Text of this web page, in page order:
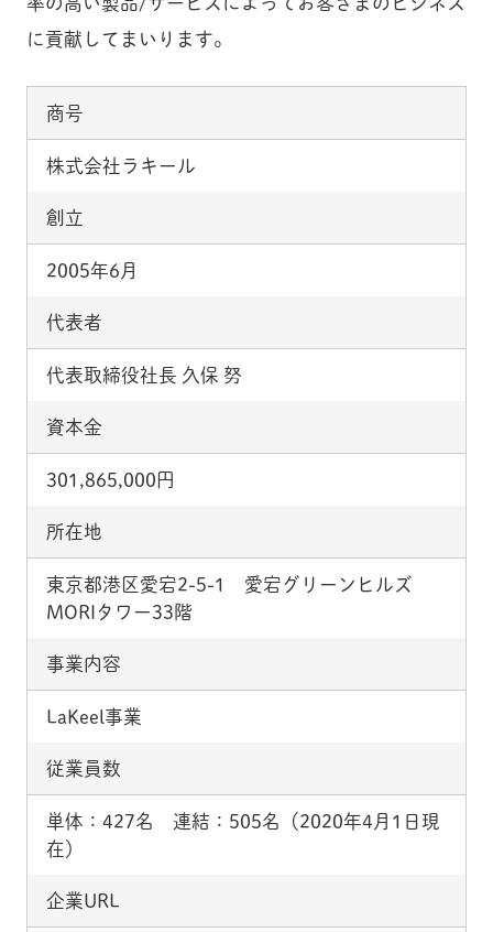
に貢献してまいります。
商号
株式会社ラキール
創立
2005年6月
代表者
代表取締役社⾧ 久保 努
資本金
301,865,000円
所在地
東京都港区愛宕2-5-1 愛宕グリーンヒルズ
MORIタワー33階
事業内容
LaKeel事業
従業員数
単体：427名 連結：505名（2020年4月1日現
在）
企業URL